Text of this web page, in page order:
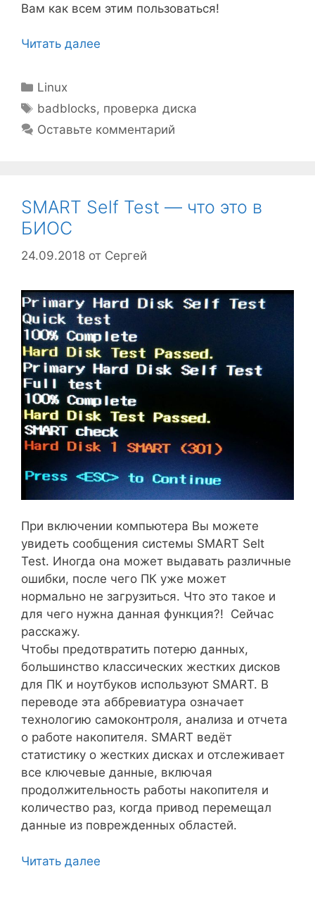
Вам как всем этим пользоваться!
Читать далее
Рубрики
Linux
Метки
badblocks, проверка диска
Оставьте комментарий
SMART Self Test — что это в
БИОС
24.09.2018 от Сергей
При включении компьютера Вы можете
увидеть сообщения системы SMART Selt
Test. Иногда она может выдавать различные
ошибки, после чего ПК уже может
нормально не загрузиться. Что это такое и
для чего нужна данная функция?! Сейчас
расскажу.
Чтобы предотвратить потерю данных,
большинство классических жестких дисков
для ПК и ноутбуков используют SMART. В
переводе эта аббревиатура означает
технологию самоконтроля, анализа и отчета
о работе накопителя. SMART ведёт
статистику о жестких дисках и отслеживает
все ключевые данные, включая
продолжительность работы накопителя и
количество раз, когда привод перемещал
данные из поврежденных областей.
Читать далее